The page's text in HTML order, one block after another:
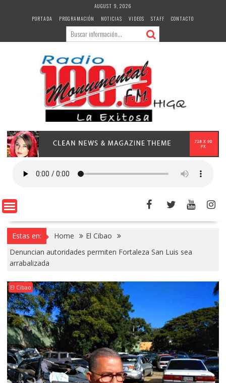
AUGUST 9, 2026
PORTADA
PROGRAMACIÓN NOTICIAS VIDEOS STAFF CONTACTO
Estas en: Home
El Cibao
Denuncian autoridades permiten Fortaleza San Luis sea
arrabalizada
El Cibao